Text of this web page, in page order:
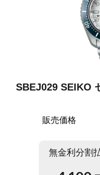
SBEJ029 SEIKO
販売価格
無金利分割